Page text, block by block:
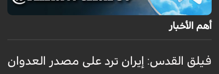
أهم الأخبار
فيلق القدس: إيران ترد على مصدر العدوان